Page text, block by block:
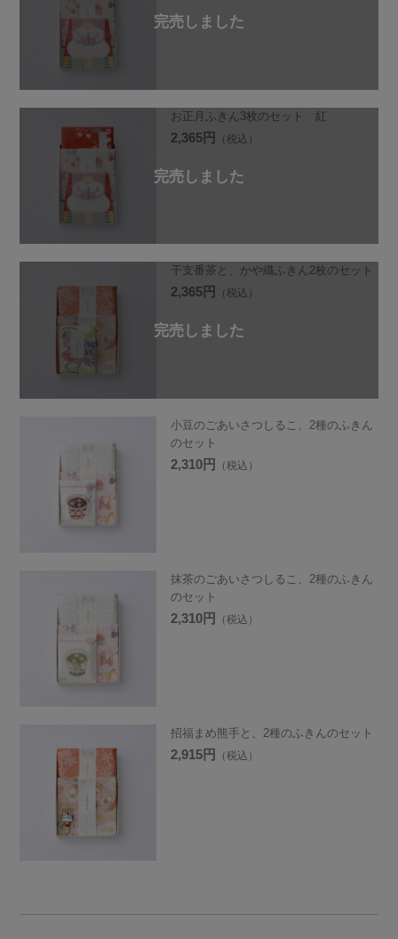
お正月ふきん3枚のセット 紅
2,365円 （税込）
干支番茶と、かや織ふきん2枚のセット
2,365円 （税込）
小豆のごあいさつしるこ、2種のふきん
のセット
2,310円 （税込）
抹茶のごあいさつしるこ、2種のふきん
のセット
2,310円 （税込）
招福まめ熊手と、2種のふきんのセット
2,915円 （税込）